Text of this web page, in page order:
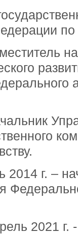
по
г. –
2021 г.